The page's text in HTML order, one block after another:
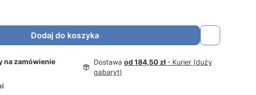
Dodaj do koszyka
na zamówienie Dostawa od 184,50 zł - Kurier (duży
gabaryt)